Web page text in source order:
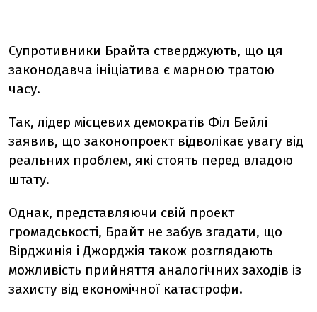
Супротивники Брайта стверджують, що ця
законодавча ініціатива є марною тратою
часу.
Так, лідер місцевих демократів Філ Бейлі
заявив, що законопроект відволікає увагу від
реальних проблем, які стоять перед владою
штату.
Однак, представляючи свій проект
громадськості, Брайт не забув згадати, що
Вірджинія і Джорджія також розглядають
можливість прийняття аналогічних заходів із
захисту від економічної катастрофи.